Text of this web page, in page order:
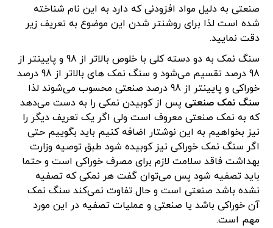
صنعتی به دلیل مواد افزودنی که دارد به این نام شناخته
شده است لذا برای روشنتر شدن این موضوع به تعریف زیر
دقت نمایید.
سنگ نمک به دو دسته کلی با خلوص بالاتر از 98 و پایینتر از
98 درصد تقسیم می‌شود و سنگ نمک های بالاتر از 98 درصد
خوراکی و پایینتر از 98 درصد صنعتی محسوب می‌شوند لذا
سنگ نمک صنعتی پس از کوبیدن نمکی را به دست می‌دهد
که به نمک صنعتی معروف است ولی اگر یک تعریف دیگر را
نیز بخواهیم به این نوشتار اضافه کنیم باید بگوییم حتی
اگر سنگ نمک خوراکی نیز کوبیده شود طبق توصیه وزارت
بهداشت فاقد سلامت لازم برای مصرف خوراکی است و حتما
باید تصفیه شود پس می‌توان گفت هر نمکی که تصفیه
نشده باشد صنعتی است و حال تفاوت نمی‌کند سنگ نمک
آن خوراکی باشد یا صنعتی و عملیات تصفیه در این مورد
مهم است.